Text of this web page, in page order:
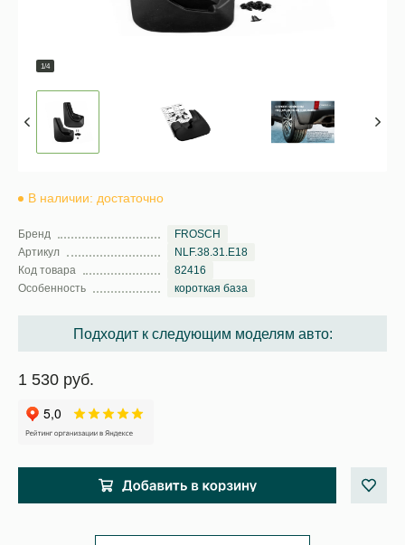
1/4
В наличии: достаточно
Бренд
FROSCH
Артикул
NLF.38.31.E18
Код товара
82416
Особенность
короткая база
Подходит к следующим моделям авто:
1 530 руб.